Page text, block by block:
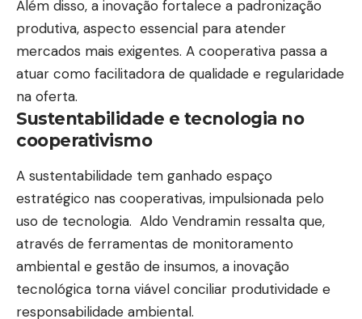
Além disso, a inovação fortalece a padronização
produtiva, aspecto essencial para atender
mercados mais exigentes. A cooperativa passa a
atuar como facilitadora de qualidade e regularidade
na oferta.
Sustentabilidade e tecnologia no
cooperativismo
A sustentabilidade tem ganhado espaço
estratégico nas cooperativas, impulsionada pelo
uso de tecnologia. Aldo Vendramin ressalta que,
através de ferramentas de monitoramento
ambiental e gestão de insumos, a inovação
tecnológica torna viável conciliar produtividade e
responsabilidade ambiental.